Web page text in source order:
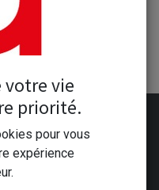
"
votre vie
priorité.
pour vous
expérience